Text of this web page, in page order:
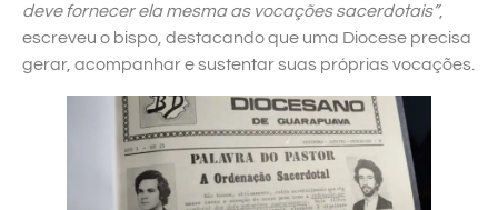
deve fornecer ela mesma as vocações sacerdotais”,
escreveu o bispo, destacando que uma Diocese precisa
gerar, acompanhar e sustentar suas próprias vocações.